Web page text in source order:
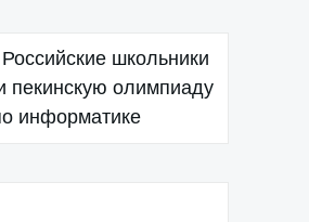
Российские школьники
пекинскую олимпиаду
информатике